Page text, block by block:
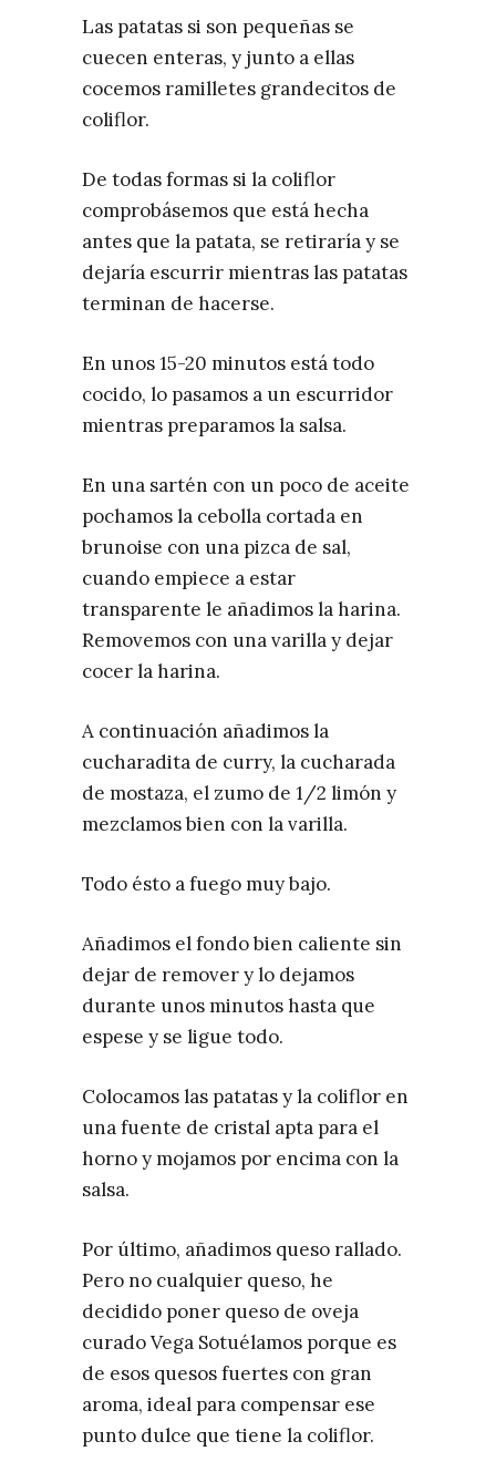
Las patatas si son pequeñas se
cuecen enteras, y junto a ellas
cocemos ramilletes grandecitos de
coliflor.
De todas formas si la coliflor
comprobásemos que está hecha
antes que la patata, se retiraría y se
dejaría escurrir mientras las patatas
terminan de hacerse.
En unos 15-20 minutos está todo
cocido, lo pasamos a un escurridor
mientras preparamos la salsa.
En una sartén con un poco de aceite
pochamos la cebolla cortada en
brunoise con una pizca de sal,
cuando empiece a estar
transparente le añadimos la harina.
Removemos con una varilla y dejar
cocer la harina.
A continuación añadimos la
cucharadita de curry, la cucharada
de mostaza, el zumo de 1/2 limón y
mezclamos bien con la varilla.
Todo ésto a fuego muy bajo.
Añadimos el fondo bien caliente sin
dejar de remover y lo dejamos
durante unos minutos hasta que
espese y se ligue todo.
Colocamos las patatas y la coliflor en
una fuente de cristal apta para el
horno y mojamos por encima con la
salsa.
Por último, añadimos queso rallado.
Pero no cualquier queso, he
decidido poner queso de oveja
curado Vega Sotuélamos porque es
de esos quesos fuertes con gran
aroma, ideal para compensar ese
punto dulce que tiene la coliflor.